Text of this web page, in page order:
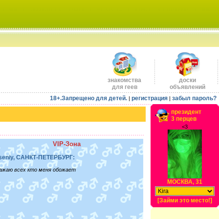
знакомства
для геев
доски
объявлений
18+.Запрещено для детей. | регистрация | забыл пароль?
VIP-Зона
САНКТ-ПЕТЕРБУРГ:
всех кто меня обожает
президент
3 перцев
<3
МОСКВА, 31
[Займи это место!]